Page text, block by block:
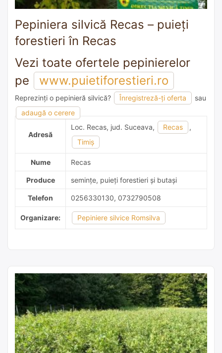
Pepiniera silvică Recas – puieți
forestieri în Recas
Vezi toate ofertele pepinierelor
pe
www.puietiforestieri.ro
Reprezinți o pepinieră silvică? Înregistreză-ți oferta
sau
adaugă o cerere
1 recomandare
Adresă
Loc. Recas, jud. Suceava, Recas
,
Timiş
Nume Recas
Produce semințe, puieți forestieri și butași
Telefon 0256330130, 0732790508
Organizare: Pepiniere silvice Romsilva